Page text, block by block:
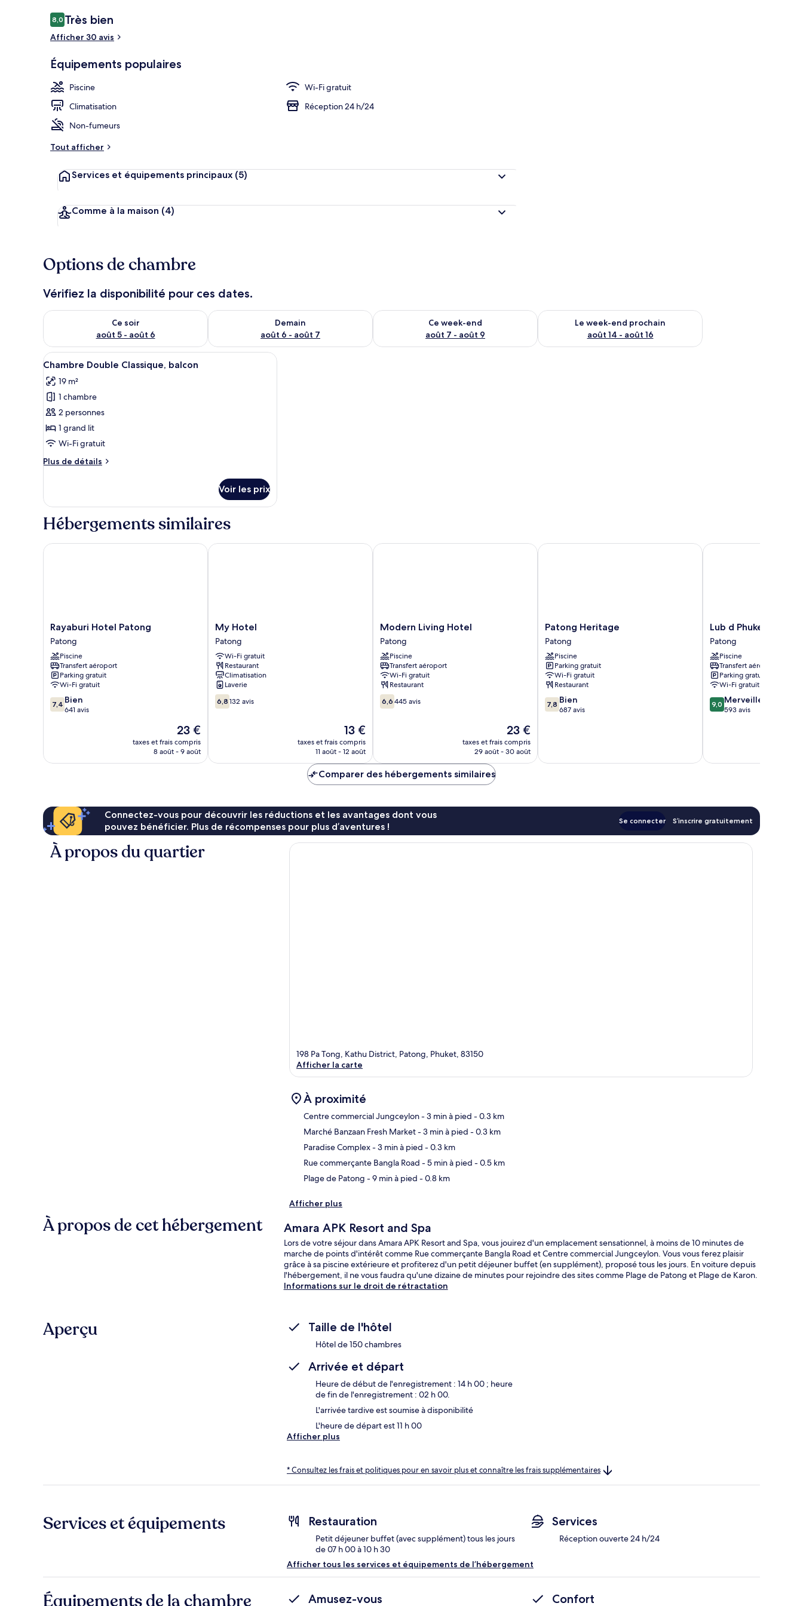
Avis
voyageurs
8,08,0 sur 10
Très bien
Afficher 30 avis
Équipements populaires
Piscine
Wi-Fi gratuit
Climatisation
Réception 24 h/24
Non-fumeurs
Tout afficher
Services et équipements principaux (5)
Comme à la maison (4)
Options de chambre
Vérifiez la disponibilité pour ces dates.
Ce soir
août 5 - août 6
Vérifier la disponibilité pour ce soir août 5 - août 6
Demain
août 6 - août 7
Vérifier la disponibilité pour demain août 6 - août 7
Ce week-end
août 7 - août 9
Vérifier la disponibilité pour ce week-end août 7 - août 9
Le week-end prochain
août 14 - août 16
Vérifier la disponibilité pour le week-end prochain août 14 -
Afficher
toutes
les
photos
pour
ce
type
chambre :
Classique,
balcon
Chambre Double Classique, balcon | Coffres-forts dans les chambres, Wi-Fi gratuit, draps fournis
5
Chambre Double Classique, balcon
19 m²
1 chambre
2 personnes
1 grand lit
Wi-Fi gratuit
Plus de détails
Plus
le
type
de
Chambre
Voir les prix
Hébergements similaires
Rayaburi
Hotel
Patong
Patong
Rayaburi Hotel Patong
Patong
Piscine
Transfert aéroport
Parking gratuit
Wi-Fi gratuit
7.4
sur
7,4 Bien
641 avis
Le
nouveau
prix
23 €
taxes et frais compris
8 août - 9 août
Rayaburi Hotel Patong
My
Hotel
Patong
My Hotel
Patong
Wi-Fi gratuit
Restaurant
Climatisation
Laverie
6.8
sur
6,8 132 avis
Le
nouveau
prix
de
13 €
taxes et frais compris
11 août - 12 août
My Hotel
Modern
Living
Hotel
Patong
Modern Living Hotel
Patong
Piscine
Transfert aéroport
Wi-Fi gratuit
Restaurant
6.6
sur
6,6 445 avis
Le
nouveau
prix
23 €
taxes et frais compris
29 août - 30 août
Modern Living Hotel
Patong
Heritage
Patong
Patong Heritage
Patong
Piscine
Parking gratuit
Wi-Fi gratuit
Restaurant
7.8
sur
7,8 Bien
687 avis
Patong Heritage
Lub
d
Phuket
Patong
Patong
Lub d Phuket Patong
Patong
Piscine
Transfert aéroport
Parking gratuit
Wi-Fi gratuit
9.0
sur
9,0 Merveilleux
593 avis
Lub d Phuket Patong
Comparer des hébergements similaires
Connectez-vous pour découvrir les réductions et les avantages dont vous
pouvez bénéficier. Plus de récompenses pour plus d’aventures !
Se connecter S’inscrire gratuitement
À propos du quartier
198 Pa Tong, Kathu District, Patong, Phuket, 83150
Afficher la carte
À proximité
Centre commercial Jungceylon- 3 min à pied - 0.3 km
Marché Banzaan Fresh Market- 3 min à pied - 0.3 km
Paradise Complex- 3 min à pied - 0.3 km
Rue commerçante Bangla Road - 5 min à pied - 0.5 km
Plage de Patong - 9 min à pied - 0.8 km
Afficher plus
À propos de cet hébergement Amara APK Resort and Spa
Lors de votre séjour dans Amara APK Resort and Spa, vous jouirez d'un emplacement sensationnel, à moins de 10 minutes de
marche de points d'intérêt comme Rue commerçante Bangla Road et Centre commercial Jungceylon. Vous vous ferez plaisir
grâce à sa piscine extérieure et profiterez d'un petit déjeuner buffet (en supplément), proposé tous les jours. En voiture depuis
l'hébergement, il ne vous faudra qu'une dizaine de minutes pour rejoindre des sites comme Plage de Patong et Plage de Karon.
Informations sur le droit de rétractation
Aperçu Taille de l'hôtel
Hôtel de 150 chambres
Arrivée et départ
Heure de début de l'enregistrement : 14 h 00 ; heure
de fin de l'enregistrement : 02 h 00.
L'arrivée tardive est soumise à disponibilité
L'heure de départ est 11 h 00
Afficher plus
* Consultez les frais et politiques pour en savoir plus et connaître les frais supplémentaires
Services et équipements Restauration
Petit déjeuner buffet (avec supplément) tous les jours
de 07 h 00 à 10 h 30
Services
Réception ouverte 24 h/24
Afficher tous les services et équipements de l’hébergement
Équipements de la chambre Amusez-vous Confort